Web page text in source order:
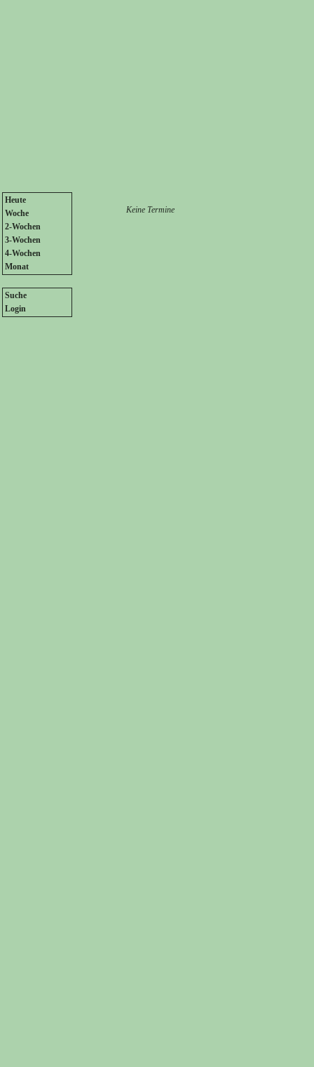
Heute
Woche
2-Wochen
3-Wochen
4-Wochen
Monat
Suche
Login
Keine Termine